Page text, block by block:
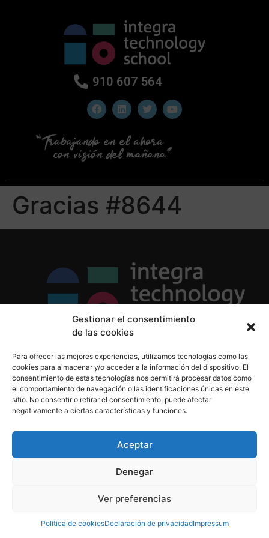
Gestionar el consentimiento
de las cookies
Para ofrecer las mejores experiencias, utilizamos tecnologías como las
cookies para almacenar y/o acceder a la información del dispositivo. El
consentimiento de estas tecnologías nos permitirá procesar datos como
el comportamiento de navegación o las identificaciones únicas en este
sitio. No consentir o retirar el consentimiento, puede afectar
negativamente a ciertas características y funciones.
Aceptar
Denegar
Ver preferencias
Política de cookiesDeclaración de privacidadImpressum
910 607 564
Gracias #8644
Política de Cookies
Aviso Legal
910 607 564
derechos reservados